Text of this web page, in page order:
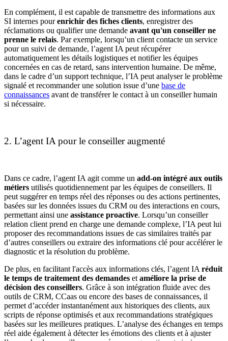
En complément, il est capable de transmettre des informations aux
SI internes pourenrichir des fiches clients, enregistrer des
réclamations ou qualifier une demande avant qu'un conseiller ne
prenne le relais. Par exemple, lorsqu’un client contacte un service
pour un suivi de demande, l’agent IA peut récupérer
automatiquement les détails logistiques et notifier les équipes
concernées en cas de retard, sans intervention humaine. De même,
dans le cadre d’un support technique, l’IA peut analyser le problème
signalé et recommander une solution issue d’une base de
connaissances avant de transférer le contact à un conseiller humain
si nécessaire.
2. L’agent IA pour le conseiller augmenté
Dans ce cadre, l’agent IA agit comme un add-on intégré aux outils
métiers utilisés quotidiennement par les équipes de conseillers. Il
peut suggérer en temps réel des réponses ou des actions pertinentes,
basées sur les données issues du CRM ou des interactions en cours,
permettant ainsi une assistance proactive. Lorsqu’un conseiller
relation client prend en charge une demande complexe, l’IA peut lui
proposer des recommandations issues de cas similaires traités par
d’autres conseillers ou extraire des informations clé pour accélérer le
diagnostic et la résolution du problème.
De plus, en facilitant l'accès aux informations clés, l’agent IA réduit
le temps de traitement des demandes et améliore la prise de
décision des conseillers. Grâce à son intégration fluide avec des
outils de CRM, CCaas ou encore des bases de connaissances, il
permet d’accéder instantanément aux historiques des clients, aux
scripts de réponse optimisés et aux recommandations stratégiques
basées sur les meilleures pratiques. L’analyse des échanges en temps
réel aide également à détecter les émotions des clients et à ajuster